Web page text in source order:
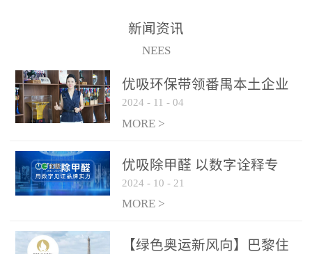
保施工日期：2020年1月珠
（及各出入境边防检查
新闻资讯
NEES
优吸环保带领番禺本​土企业
勇敢破局向“新”
2024 - 11 - 04
MORE >
优吸除甲醛 以数字诠释专
业，尽显除醛品牌实力！
2024 - 10 - 21
MORE >
【绿色奥运新风向】巴黎住